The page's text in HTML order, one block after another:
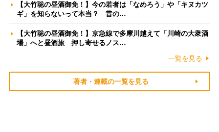
【大竹聡の昼酒御免！】今の若者は「なめろう」や「キヌカツ
ギ」を知らないって本当？ 昔の…
【大竹聡の昼酒御免！】京急線で多摩川越えて「川崎の大衆酒
場」へと昼酒旅 押し寄せるノス…
一覧を見る
著者・連載の一覧を見る